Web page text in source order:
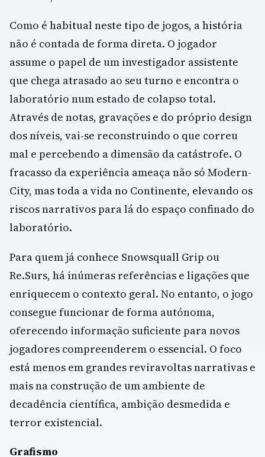
Como é habitual neste tipo de jogos, a história
não é contada de forma direta. O jogador
assume o papel de um investigador assistente
que chega atrasado ao seu turno e encontra o
laboratório num estado de colapso total.
Através de notas, gravações e do próprio design
dos níveis, vai-se reconstruindo o que correu
mal e percebendo a dimensão da catástrofe. O
fracasso da experiência ameaça não só Modern-
City, mas toda a vida no Continente, elevando os
riscos narrativos para lá do espaço confinado do
laboratório.
Para quem já conhece Snowsquall Grip ou
Re.Surs, há inúmeras referências e ligações que
enriquecem o contexto geral. No entanto, o jogo
consegue funcionar de forma autónoma,
oferecendo informação suficiente para novos
jogadores compreenderem o essencial. O foco
está menos em grandes reviravoltas narrativas e
mais na construção de um ambiente de
decadência científica, ambição desmedida e
terror existencial.
Grafismo